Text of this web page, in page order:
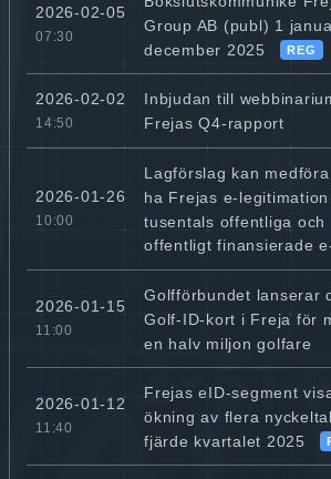
2026-02-05
07:30
Group AB (publ) 1
december 2025
REG
2026-02-02
14:50
Inbjudan till
Frejas Q4-rapport
2026-01-26
10:00
Lagförslag kan
ha Frejas e-
tusentals offentliga och
offentligt finansierade
2026-01-15
11:00
Golfförbundet lanserar
Golf-ID-kort i Freja för
en halv miljon golfare
2026-01-12
11:40
Frejas eID-segment
ökning av flera
fjärde kvartalet 2025